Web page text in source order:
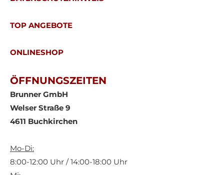
TOP ANGEBOTE
ONLINESHOP
ÖFFNUNGSZEITEN
Brunner GmbH
Welser Straße 9
4611 Buchkirchen
Mo-Di:
8:00-12:00 Uhr / 14:00-18:00 Uhr